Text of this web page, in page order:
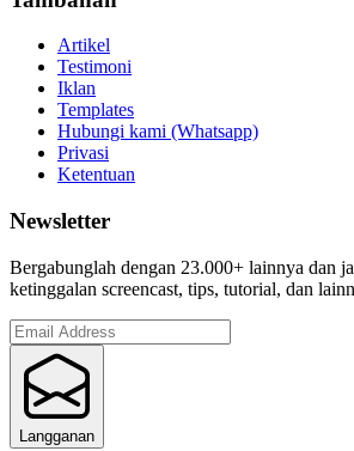
Artikel
Testimoni
Iklan
Templates
Hubungi kami (Whatsapp)
Privasi
Ketentuan
Newsletter
Bergabunglah dengan 23.000+ lainnya dan
ketinggalan screencast, tips, tutorial, dan
Langganan